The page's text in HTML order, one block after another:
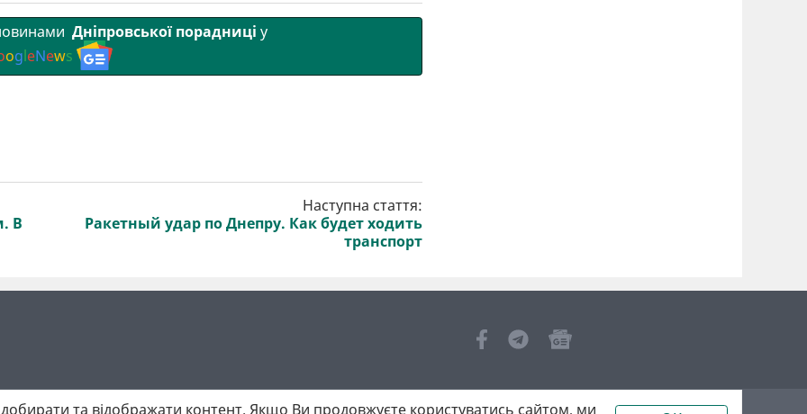
Дніпровської порадниці у
ogleNews
В
Наступна стаття:
Ракетный удар по Днепру. Как будет ходить
транспорт
та відображати контент. Якщо Ви продовжуєте користуватись сайтом, ми